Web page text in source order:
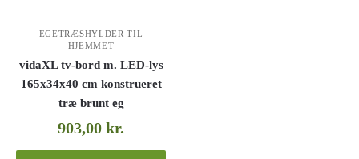
EGETRÆSHYLDER TIL
HJEMMET
vidaXL tv-bord m. LED-lys
165x34x40 cm konstrueret
træ brunt eg
903,00kr.